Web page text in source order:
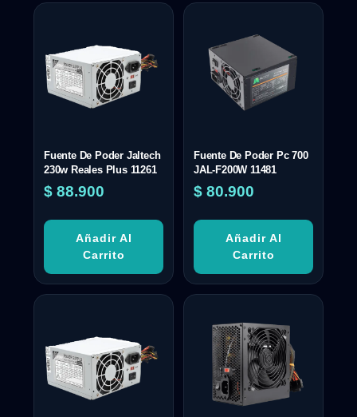
Fuente De Poder Jaltech
230w Reales Plus 11261
$ 88.900
Añadir Al
Carrito
Fuente De Poder Pc 700
JAL-F200W 11481
$ 80.900
Añadir Al
Carrito